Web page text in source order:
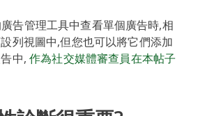
告管理工具中查看單個廣告時,相
列視圖中,但您也可以將它們添加
告中,作為社交媒體審查員在本帖子